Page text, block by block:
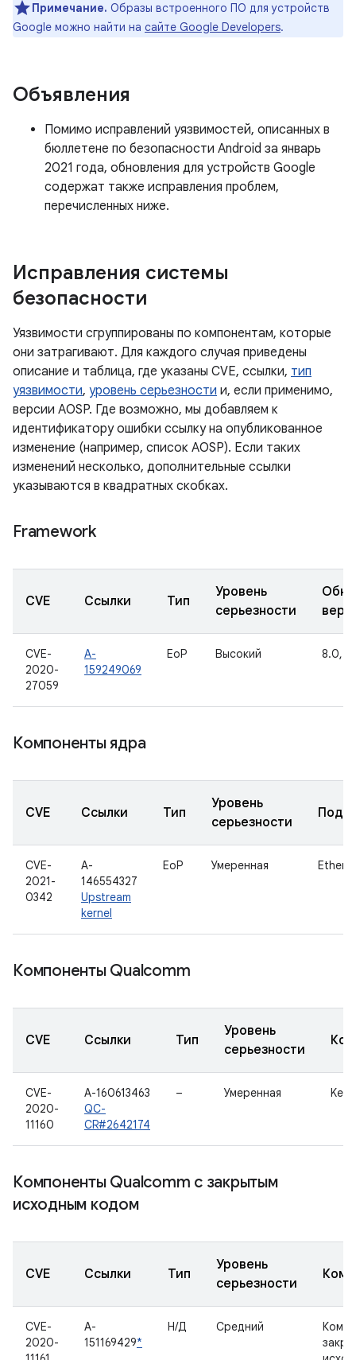
Примечание. Образы встроенного ПО для устройств
Google можно найти на сайте Google Developers.
Объявления
Помимо исправлений уязвимостей, описанных в
бюллетене по безопасности Android за январь
2021 года, обновления для устройств Google
содержат также исправления проблем,
перечисленных ниже.
Исправления системы
безопасности
Уязвимости сгруппированы по компонентам, которые
они затрагивают. Для каждого случая приведены
описание и таблица, где указаны CVE, ссылки, тип
уязвимости, уровень серьезности и, если применимо,
версии AOSP. Где возможно, мы добавляем к
идентификатору ошибки ссылку на опубликованное
изменение (например, список AOSP). Если таких
изменений несколько, дополнительные ссылки
указываются в квадратных скобках.
Framework
CVE Ссылки Тип
Уровень
серьезности
CVE-
2020-
27059
A-
159249069
EoP Высокий 8.0,
Компоненты ядра
CVE Ссылки Тип
Уровень
серьезности
CVE-
2021-
0342
A-
146554327
Upstream
kernel
EoP Умеренная
Компоненты Qualcomm
CVE Ссылки Тип
Уровень
серьезности
CVE-
2020-
11160
A-160613463
QC-
CR#2642174
– Умеренная
Компоненты Qualcomm с закрытым
исходным кодом
CVE Ссылки Тип
Уровень
серьезности
CVE-
2020-
A-
151169429*
Н/Д Средний